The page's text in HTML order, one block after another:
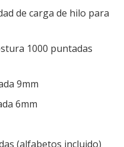
de carga de hilo para
1000 puntadas
9mm
6mm
(alfabetos incluido)